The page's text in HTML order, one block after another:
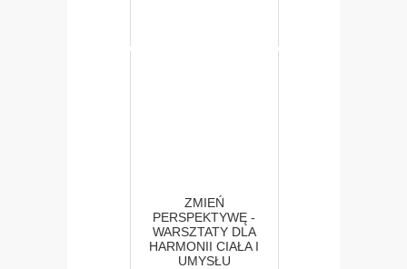
ZMIEŃ
PERSPEKTYWĘ -
WARSZTATY DLA
HARMONII CIAŁA I
UMYSŁU